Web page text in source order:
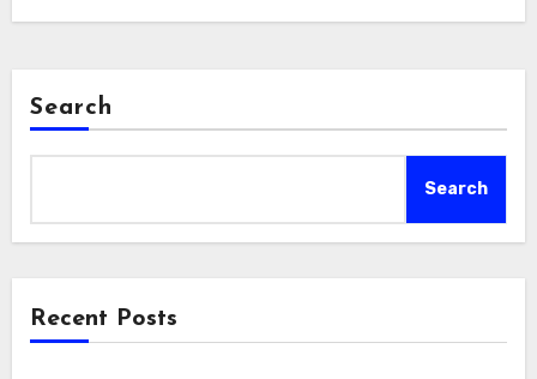
Search
Search
Recent Posts